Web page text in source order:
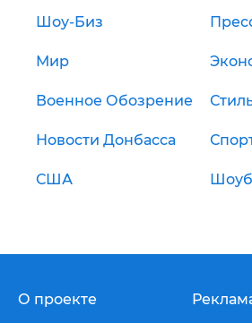
Шоу-Биз
Мир
Военное Обозрение
Новости Донбасса
США
О проекте